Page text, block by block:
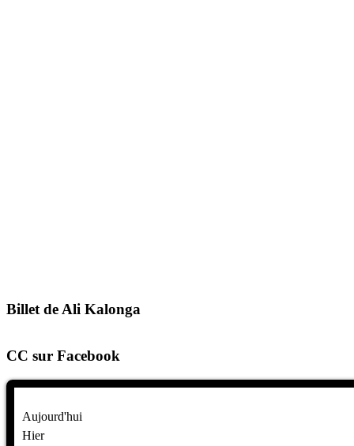
Billet de Ali Kalonga
CC sur Facebook
Aujourd'hui
Hier